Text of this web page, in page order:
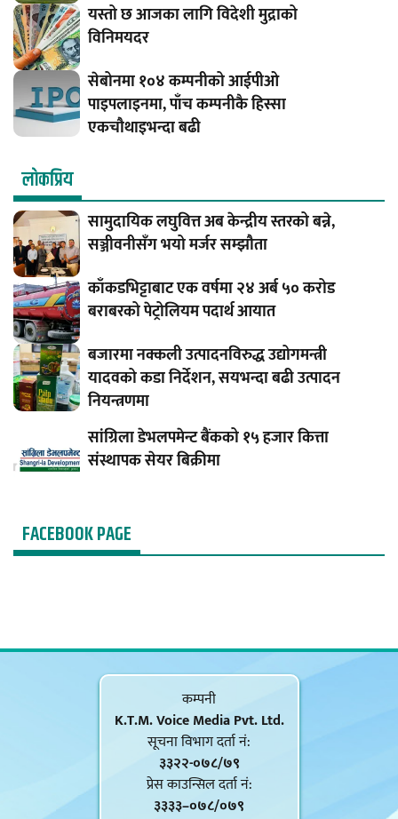
यस्तो छ आजका लागि विदेशी मुद्राको
विनिमयदर
सेबोनमा १०४ कम्पनीको आईपीओ
पाइपलाइनमा, पाँच कम्पनीकै हिस्सा
एकचौथाइभन्दा बढी
लाेकप्रिय
सामुदायिक लघुवित्त अब केन्द्रीय स्तरको बन्ने,
सञ्जीवनीसँग भयो मर्जर सम्झौता
काँकडभिट्टाबाट एक वर्षमा २४ अर्ब ५० करोड
बराबरको पेट्रोलियम पदार्थ आयात
बजारमा नक्कली उत्पादनविरुद्ध उद्योगमन्त्री
यादवको कडा निर्देशन, सयभन्दा बढी उत्पादन
नियन्त्रणमा
सांग्रिला डेभलपमेन्ट बैंकको १५ हजार कित्ता
संस्थापक सेयर बिक्रीमा
FACEBOOK PAGE
कम्पनी
K.T.M. Voice Media Pvt. Ltd.
सूचना विभाग दर्ता नं‍:
३३२२-०७८/७९
प्रेस काउन्सिल दर्ता नं‍:
३३३३–०७८/०७९